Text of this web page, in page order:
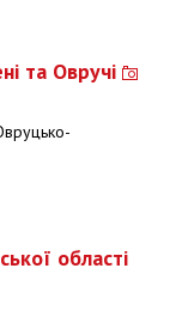
та Овручі
області